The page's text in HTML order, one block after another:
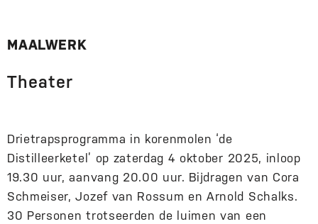
MAALWERK
Theater
Drietrapsprogramma in korenmolen ‘de
Distilleerketel’ op zaterdag 4 oktober 2025, inloop
19.30 uur, aanvang 20.00 uur. Bijdragen van Cora
Schmeiser, Jozef van Rossum en Arnold Schalks.
30 Personen trotseerden de luimen van een